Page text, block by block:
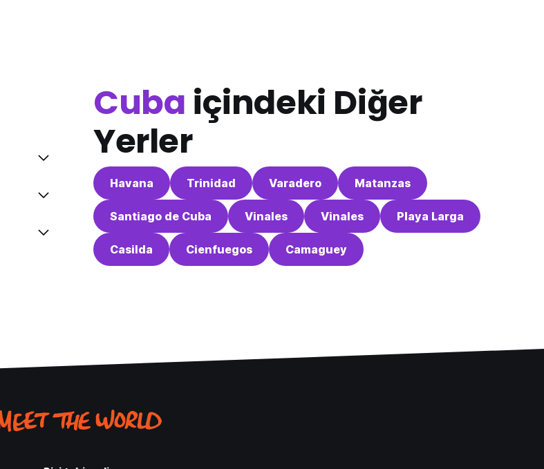
Cuba içindeki Diğer
Yerler
Havana Trinidad Varadero Matanzas
Santiago de Cuba Vinales Vinales Playa Larga
Casilda Cienfuegos Camaguey